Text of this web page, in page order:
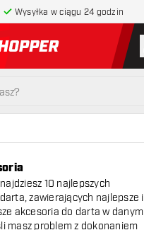
Wysyłka w ciągu 24 godzin
powrót do strony głównej
10 najlepszych
zawierających najlepsze i
akcesoria do darta w danym
masz problem z dokonaniem